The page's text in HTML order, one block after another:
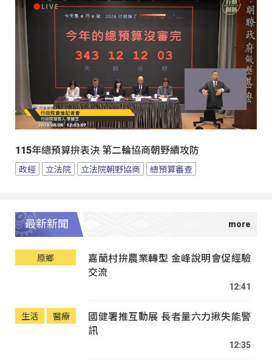
115年總預算拚表決 第二輪協商朝野續攻防
政經 立法院 立法院朝野協商 總預算審查
最新新聞
原鄉
嘉蘭村拚農業轉型 金峰說明會促經驗
交流
12:41
生活 醫療
國健署推互動展 長者量六力揪失能警
訊
12:35